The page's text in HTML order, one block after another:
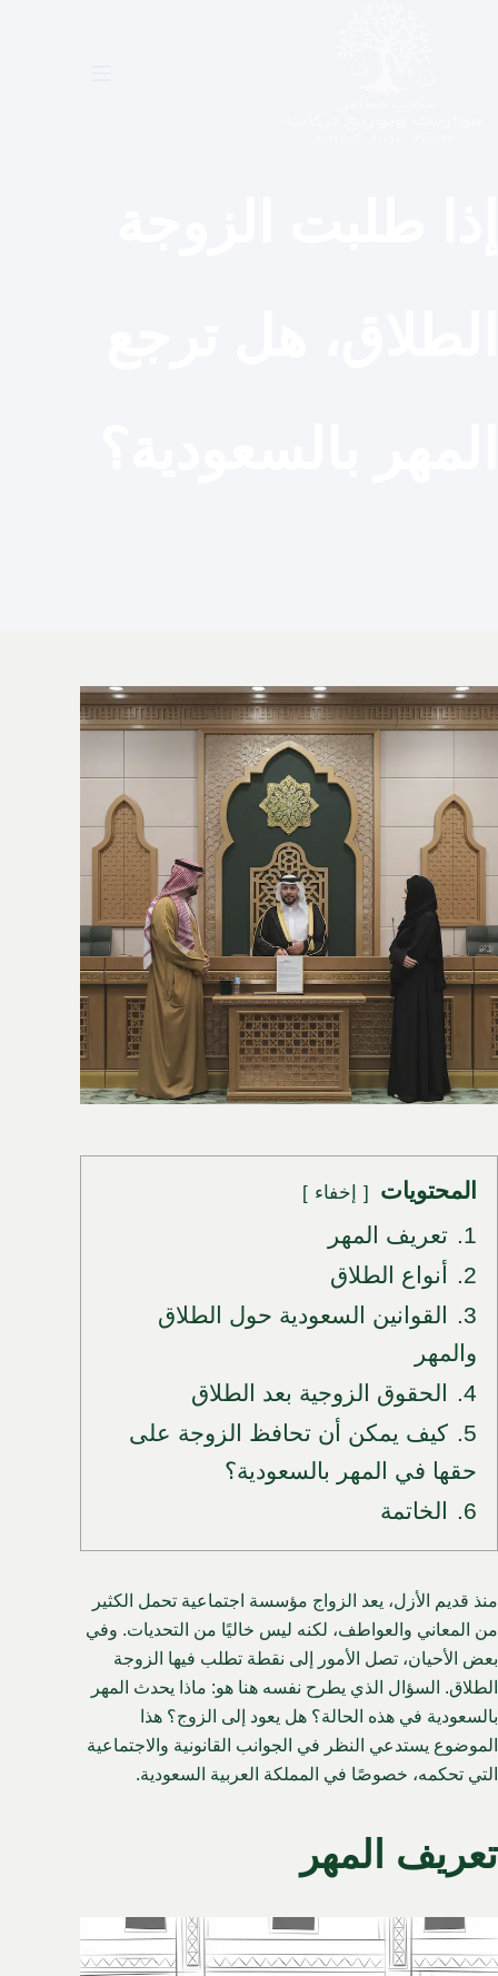
المحتويات إخفاء
1.
تعريف المهر
2.
أنواع الطلاق
3.
القوانين السعودية حول الطلاق
والمهر
4.
الحقوق الزوجية بعد الطلاق
5.
كيف يمكن أن تحافظ الزوجة على
حقها في المهر بالسعودية؟
6.
الخاتمة
منذ قديم الأزل، يعد الزواج مؤسسة اجتماعية تحمل الكثير
من المعاني والعواطف، لكنه ليس خاليًا من التحديات. وفي
بعض الأحيان، تصل الأمور إلى نقطة تطلب فيها الزوجة
الطلاق. السؤال الذي يطرح نفسه هنا هو: ماذا يحدث المهر
بالسعودية في هذه الحالة؟ هل يعود إلى الزوج؟ هذا
الموضوع يستدعي النظر في الجوانب القانونية والاجتماعية
التي تحكمه، خصوصًا في المملكة العربية السعودية.
تعريف المهر